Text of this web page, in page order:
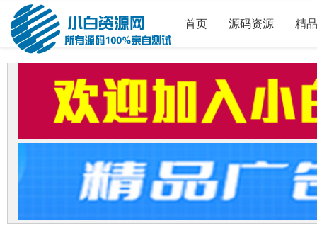
首页 源码资源 精